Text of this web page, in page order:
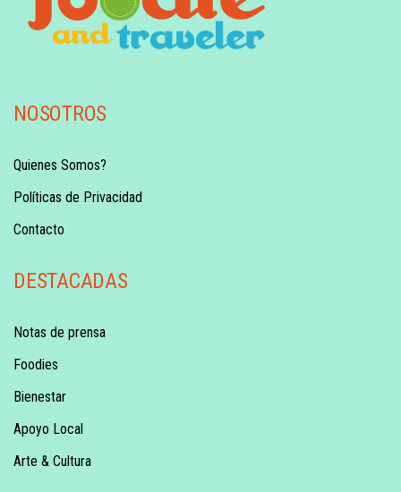
NOSOTROS
Quienes Somos?
Políticas de Privacidad
Contacto
DESTACADAS
Notas de prensa
Foodies
Bienestar
Apoyo Local
Arte & Cultura